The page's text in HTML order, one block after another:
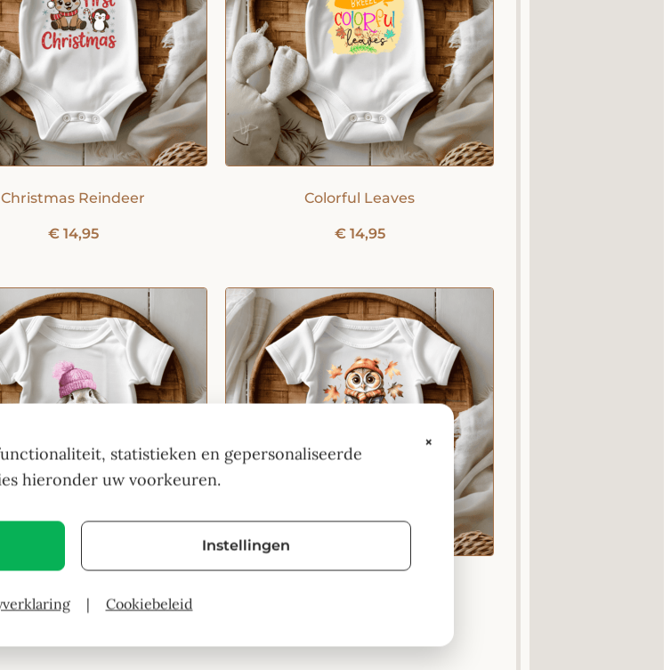
Christmas Reindeer
€14,95
Colorful Leaves
€14,95
×
statistieken en gepersonaliseerde
hieronder uw voorkeuren.
Instellingen
| Cookiebeleid